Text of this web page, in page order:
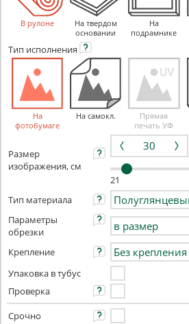
В рулоне
На твердом
основании
На
подрамнике
Тип исполнения
На
фотобумаге
На самокл.
Прямая
печать УФ
Размер
изображения, см
21
Тип материала
Параметры
обрезки
Крепление
Упаковка в тубус
Проверка
Срочно